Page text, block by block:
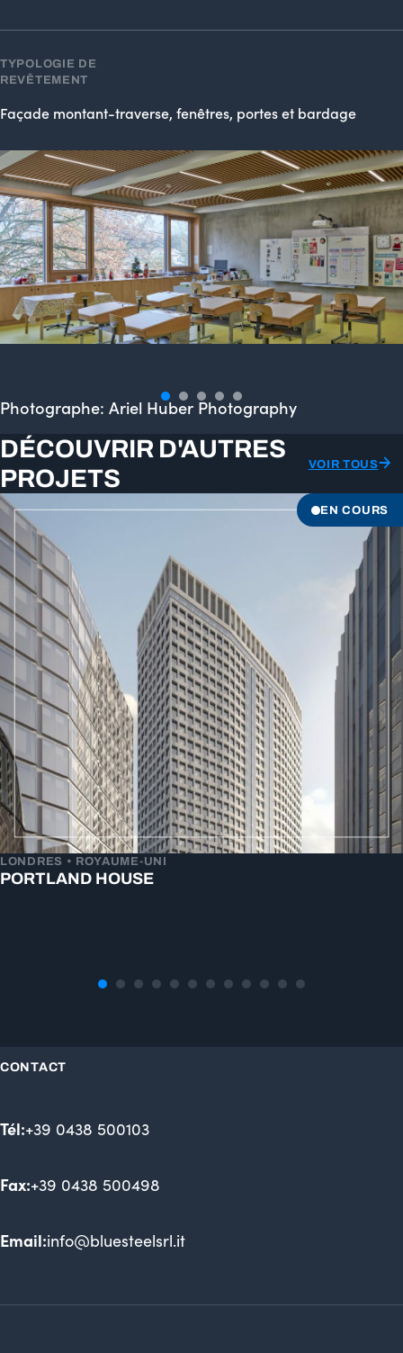
TYPOLOGIE DE
REVÊTEMENT
Façade montant-traverse, fenêtres, portes et bardage
Photographe: Ariel Huber Photography
DÉCOUVRIR D'AUTRES
PROJETS
VOIR TOUS
EN COURS
PORTLAND HOUSE
LONDRES • ROYAUME-UNI
CONTACT
Tél:+39 0438 500103
Fax:+39 0438 500498
Email:info@bluesteelsrl.it